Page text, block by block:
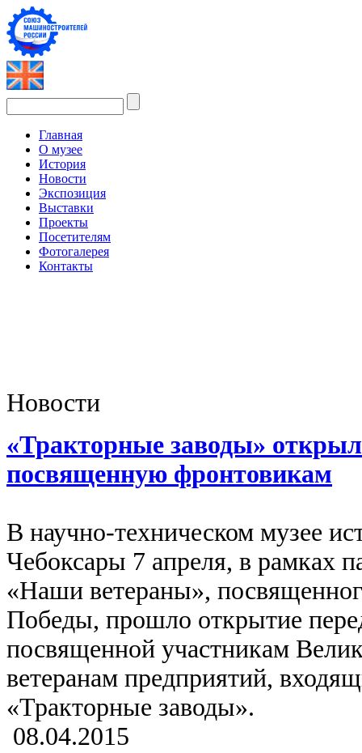
Главная
О музее
История
Новости
Экспозиция
Выставки
Проекты
Посетителям
Фотогалерея
Контакты
Новости
«Тракторные заводы»
посвященную фронтовикам
В научно-техническом музее
Чебоксары 7 апреля, в рамках
«Наши ветераны»,
Победы, прошло открытие
посвященной участникам
ветеранам предприятий,
«Тракторные заводы».
08.04.2015